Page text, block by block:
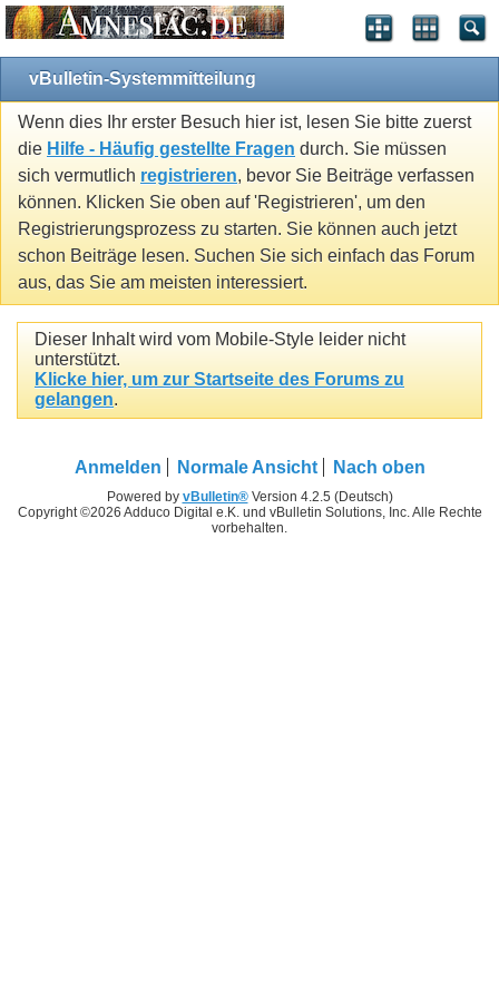
vBulletin-Systemmitteilung
Wenn dies Ihr erster Besuch hier ist, lesen Sie bitte zuerst
die Hilfe - Häufig gestellte Fragen durch. Sie müssen
sich vermutlich registrieren, bevor Sie Beiträge verfassen
können. Klicken Sie oben auf 'Registrieren', um den
Registrierungsprozess zu starten. Sie können auch jetzt
schon Beiträge lesen. Suchen Sie sich einfach das Forum
aus, das Sie am meisten interessiert.
Dieser Inhalt wird vom Mobile-Style leider nicht
unterstützt.
Klicke hier, um zur Startseite des Forums zu
gelangen.
Anmelden Normale Ansicht Nach oben
Powered by vBulletin®Version 4.2.5 (Deutsch)
Copyright ©2026 Adduco Digital e.K. und vBulletin Solutions, Inc. Alle Rechte
vorbehalten.